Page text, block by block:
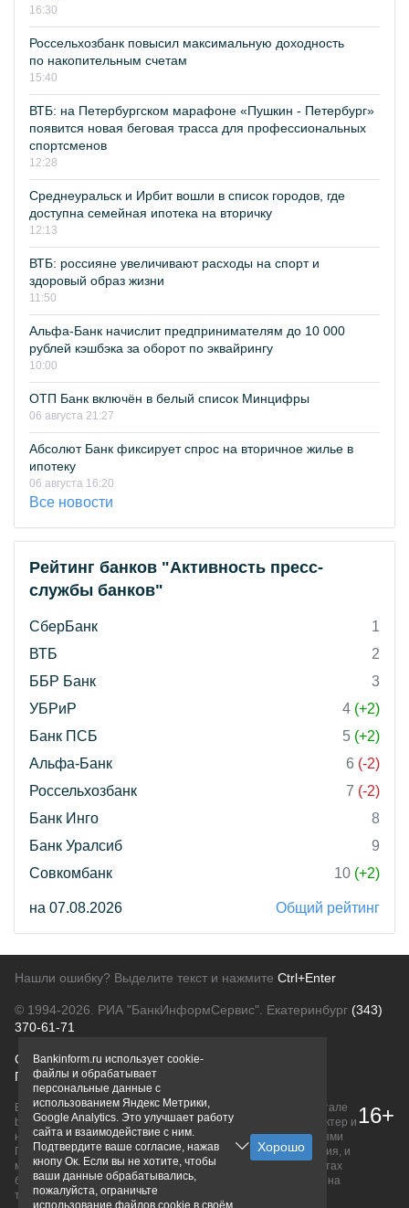
16:30
Россельхозбанк повысил максимальную доходность
по накопительным счетам
15:40
ВТБ: на Петербургском марафоне «Пушкин - Петербург»
появится новая беговая трасса для профессиональных
спортсменов
12:28
Среднеуральск и Ирбит вошли в список городов, где
доступна семейная ипотека на вторичку
12:13
ВТБ: россияне увеличивают расходы на спорт и
здоровый образ жизни
11:50
Альфа-Банк начислит предпринимателям до 10 000
рублей кэшбэка за оборот по эквайрингу
10:00
ОТП Банк включён в белый список Минцифры
06 августа 21:27
Абсолют Банк фиксирует спрос на вторичное жилье в
ипотеку
06 августа 16:20
Все новости
Рейтинг банков "Активность пресс-
службы банков"
СберБанк
1
ВТБ
2
ББР Банк
3
УБРиР
4 (+2)
Банк ПСБ
5 (+2)
Альфа-Банк
6 (-2)
Россельхозбанк
7 (-2)
Банк Инго
8
Банк Уралсиб
9
Совкомбанк
10 (+2)
на 07.08.2026 Общий рейтинг
Нашли ошибку? Выделите текст и нажмите Ctrl+Enter
© 1994-2026. РИА "БанкИнформСервис". Екатеринбург (343)
370-61-71
О проектеПолитика конфиденциальности
Правовая информацияДля рекламодателей
Вся информация о продуктах банков, размещенная на портале
bankinform.ru, носит исключительно ознакомительный характер и
не является публичной офертой, определяемой положениями
ГК РФ. Информация не содержит точного и полного описания, и
может быть изменена. Конечные условия уточняйте на сайтах
банков или при личном обращении. Исключительное право на
товарные знаки принадлежит их правообладателям.
16+
Bankinform.ru использует cookie-
файлы и обрабатывает
персональные данные с
использованием Яндекс Метрики,
Google Analytics. Это улучшает работу
сайта и взаимодействие с ним.
Подтвердите ваше согласие, нажав
кнопу Ок. Если вы не хотите, чтобы
ваши данные обрабатывались,
пожалуйста, ограничьте
использование файлов cookie в своём